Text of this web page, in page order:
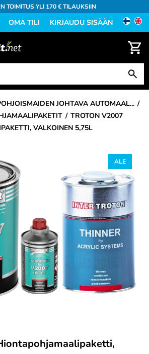
TOIMITUS YLI 170 € TILAUKSIIN
OMA TILI KIRJAUDU SISÄÄN
JOHTAVA AUTOMAAL...
TROTON V2007
VALKOINEN 5,75L